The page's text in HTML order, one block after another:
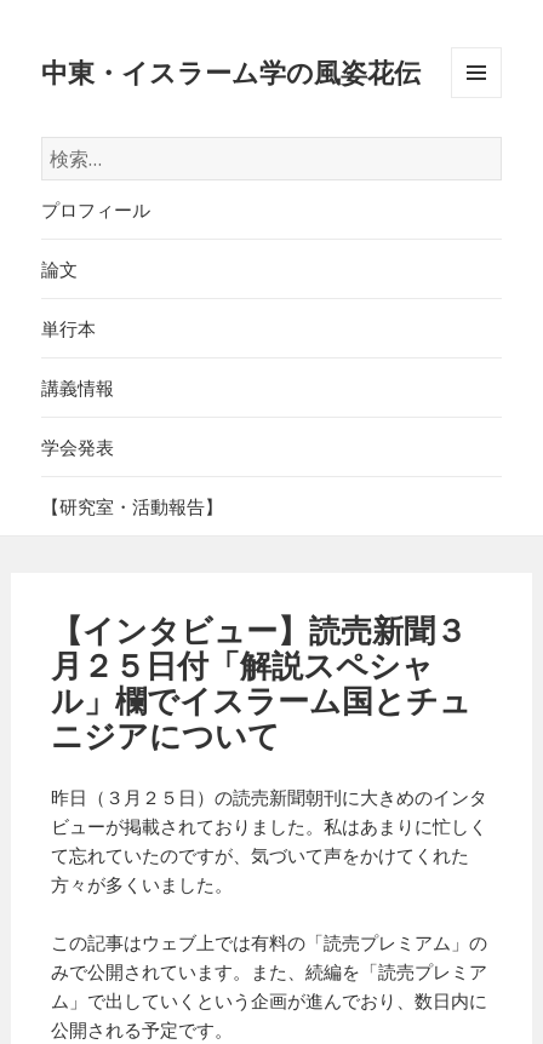
中東・イスラーム学の風姿花伝
検
索:
プロフィール
論文
単行本
講義情報
学会発表
【研究室・活動報告】
【インタビュー】読売新聞３
月２５日付「解説スペシャ
ル」欄でイスラーム国とチュ
ニジアについて
昨日（３月２５日）の読売新聞朝刊に大きめのインタ
ビューが掲載されておりました。私はあまりに忙しく
て忘れていたのですが、気づいて声をかけてくれた
方々が多くいました。
この記事はウェブ上では有料の「読売プレミアム」の
みで公開されています。また、続編を「読売プレミア
ム」で出していくという企画が進んでおり、数日内に
公開される予定です。